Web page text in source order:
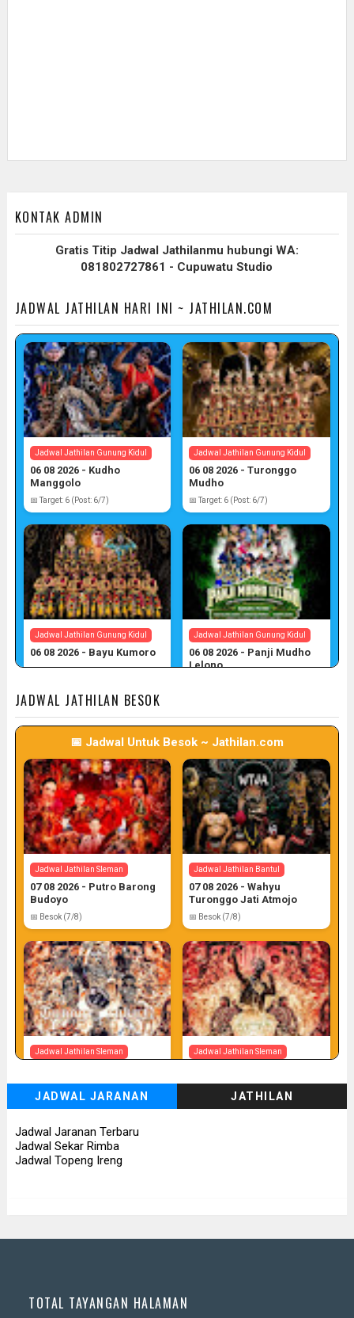
KONTAK ADMIN
Gratis Titip Jadwal Jathilanmu hubungi WA:
081802727861 - Cupuwatu Studio
JADWAL JATHILAN HARI INI ~ JATHILAN.COM
Jadwal Jathilan Gunung Kidul
06 08 2026 - Kudho
Manggolo
📅 Target: 6 (Post: 6/7)
Jadwal Jathilan Gunung Kidul
06 08 2026 - Turonggo
Mudho
📅 Target: 6 (Post: 6/7)
Jadwal Jathilan Gunung Kidul
06 08 2026 - Bayu Kumoro
Jadwal Jathilan Gunung Kidul
06 08 2026 - Panji Mudho
Lelono
Jadwal Jathilan Gunung Kidul
06 08 2026 - Wahyu Budoyo
📅 Target: 6 (Post: 6/7)
JADWAL JATHILAN BESOK
📅 Jadwal Untuk Besok ~ Jathilan.com
Jadwal Jathilan Sleman
07 08 2026 - Putro Barong
Budoyo
📅 Besok (7/8)
Jadwal Jathilan Bantul
07 08 2026 - Wahyu
Turonggo Jati Atmojo
📅 Besok (7/8)
Jadwal Jathilan Sleman
📅 Besok (7/8)
Jadwal Jathilan Sleman
📅 Besok (7/8)
JADWAL JARANAN JATHILAN
Jadwal Jaranan Terbaru
Jadwal Sekar Rimba
Jadwal Topeng Ireng
TOTAL TAYANGAN HALAMAN